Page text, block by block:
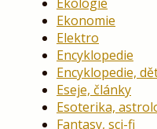
Ekonomie
Elektro
Encyklopedie
Encyklopedie,
Eseje, články
Esoterika,
Fantasy, sci-fi